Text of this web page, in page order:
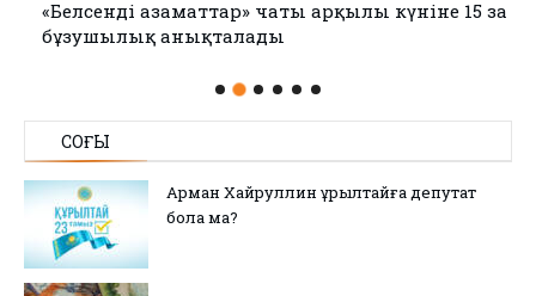
«Белсенді азаматтар» чаты арқылы күніне 15 заң
бұзушылық анықталады
СОҢҒЫ
Арман Хайруллин Құрылтайға депутат
бола ма?